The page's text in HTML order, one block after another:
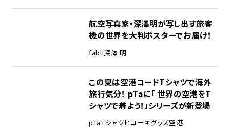
航空写真家・深澤明が写し出す旅客
機の世界を大判ポスターでお届け！
fabli深澤 明
この夏は空港コードTシャツで海外
旅行気分！ pTaに「 世界の空港をT
シャツで着よう！」シリーズが新登場
pTaTシャツヒコーキグッズ空港